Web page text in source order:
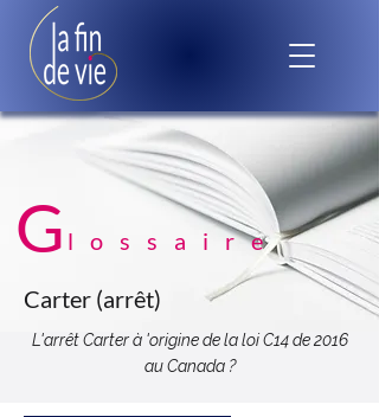
G lossaire
Carter (arrêt)
L'arrêt Carter à 'origine de la loi C14 de 2016
au Canada ?